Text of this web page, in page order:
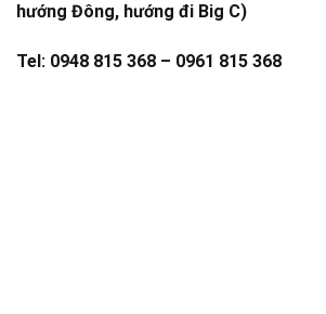
hướng Đông, hướng đi Big C)
Tel: 0948 815 368 – 0961 815 368